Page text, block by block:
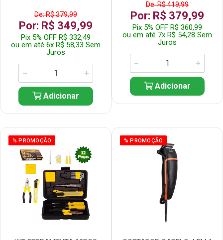
De: R$ 379,99
Por: R$ 349,99
Pix 5% OFF R$ 332,49
ou em até 6x R$ 58,33 Sem
Juros
Adicionar
De: R$ 419,99
Por: R$ 379,99
Pix 5% OFF R$ 360,99
ou em até 7x R$ 54,28 Sem
Juros
Adicionar
% PROMOÇÃO % PROMOÇÃO